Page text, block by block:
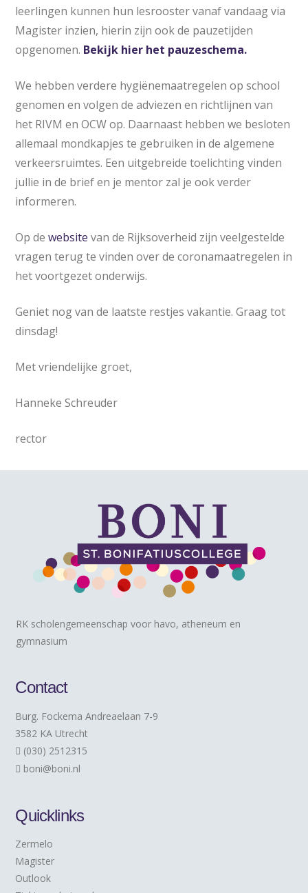
leerlingen kunnen hun lesrooster vanaf vandaag via
Magister inzien, hierin zijn ook de pauzetijden
opgenomen. Bekijk hier het pauzeschema.
We hebben verdere hygiënemaatregelen op school
genomen en volgen de adviezen en richtlijnen van
het RIVM en OCW op. Daarnaast hebben we besloten
allemaal mondkapjes te gebruiken in de algemene
verkeersruimtes. Een uitgebreide toelichting vinden
jullie in de brief en je mentor zal je ook verder
informeren.
Op dewebsite van de Rijksoverheid zijn veelgestelde
vragen terug te vinden over de coronamaatregelen in
het voortgezet onderwijs.
Geniet nog van de laatste restjes vakantie. Graag tot
dinsdag!
Met vriendelijke groet,
Hanneke Schreuder
rector
RK scholengemeenschap voor havo, atheneum en
gymnasium
Contact
Burg. Fockema Andreaelaan 7-9
3582 KA Utrecht
(030) 2512315
boni@boni.nl
Quicklinks
Zermelo
Magister
Outlook